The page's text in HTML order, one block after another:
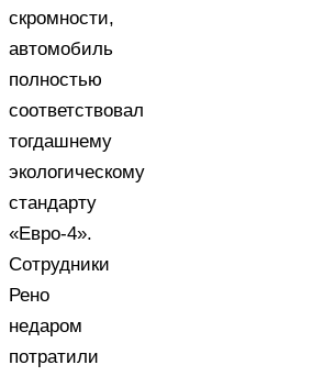
скромности,
автомобиль
полностью
соответствовал
тогдашнему
экологическому
стандарту
«Евро-4».
Сотрудники
Рено
недаром
потратили